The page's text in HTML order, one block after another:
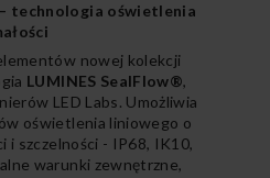
technologia oświetlenia
nowej kolekcji
LUMINES SealFlow®,
LED Labs. Umożliwia
oświetlenia liniowego o
i szczelności - IP68, IK10,
warunki zewnętrzne,